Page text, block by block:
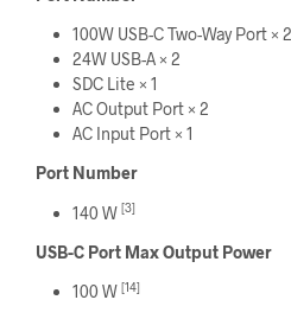
100W USB-C Two-Way Port × 2
24W USB-A × 2
SDC Lite × 1
AC Output Port × 2
AC Input Port × 1
Port Number
140 W [3]
USB-C Port Max Output Power
100 W [14]